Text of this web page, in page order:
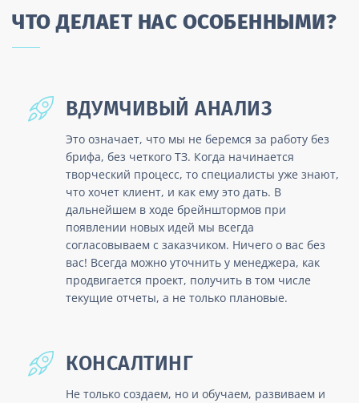
ЧТО ДЕЛАЕТ НАС ОСОБЕННЫМИ?
ВДУМЧИВЫЙ АНАЛИЗ
Это означает, что мы не беремся за работу без
брифа, без четкого ТЗ. Когда начинается
творческий процесс, то специалисты уже знают,
что хочет клиент, и как ему это дать. В
дальнейшем в ходе брейнштормов при
появлении новых идей мы всегда
согласовываем с заказчиком. Ничего о вас без
вас! Всегда можно уточнить у менеджера, как
продвигается проект, получить в том числе
текущие отчеты, а не только плановые.
КОНСАЛТИНГ
Не только создаем, но и обучаем, развиваем и